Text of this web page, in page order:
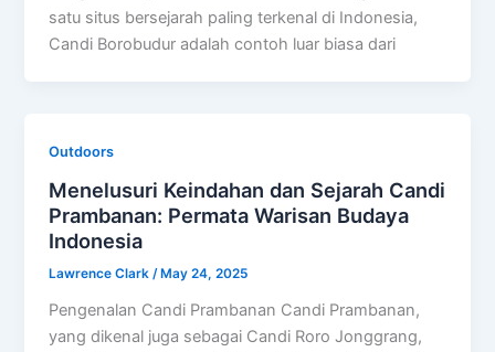
satu situs bersejarah paling terkenal di Indonesia,
Candi Borobudur adalah contoh luar biasa dari
Outdoors
Menelusuri Keindahan dan Sejarah Candi
Prambanan: Permata Warisan Budaya
Indonesia
Lawrence Clark/ May 24, 2025
Pengenalan Candi Prambanan Candi Prambanan,
yang dikenal juga sebagai Candi Roro Jonggrang,